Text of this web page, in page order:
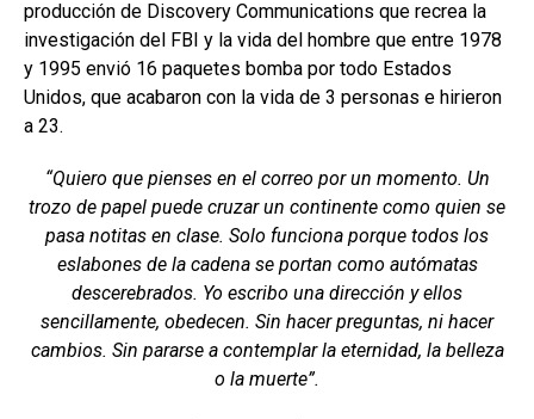
producción de Discovery Communications que recrea la
investigación del FBI y la vida del hombre que entre 1978
y 1995 envió 16 paquetes bomba por todo Estados
Unidos, que acabaron con la vida de 3 personas e hirieron
a 23.
“Quiero que pienses en el correo por un momento. Un
trozo de papel puede cruzar un continente como quien se
pasa notitas en clase. Solo funciona porque todos los
eslabones de la cadena se portan como autómatas
descerebrados. Yo escribo una dirección y ellos
sencillamente, obedecen. Sin hacer preguntas, ni hacer
cambios. Sin pararse a contemplar la eternidad, la belleza
o la muerte”.